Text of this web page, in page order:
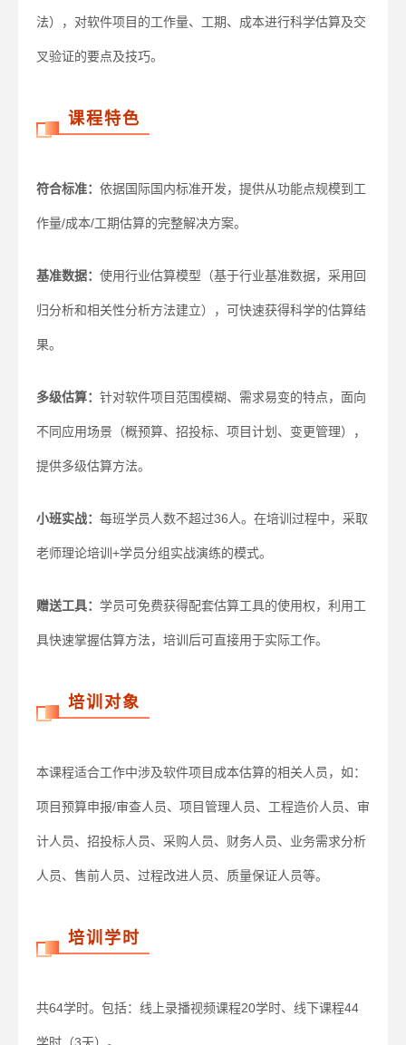
法），对软件项目的工作量、工期、成本进行科学估算及交
叉验证的要点及技巧。
课程特色
符合标准： 依据国际国内标准开发，提供从功能点规模到工
作量/成本/工期估算的完整解决方案。
基准数据： 使用行业估算模型（基于行业基准数据，采用回
归分析和相关性分析方法建立），可快速获得科学的估算结
果。
多级估算： 针对软件项目范围模糊、需求易变的特点，面向
不同应用场景（概预算、招投标、项目计划、变更管理），
提供多级估算方法。
小班实战： 每班学员人数不超过36人。在培训过程中，采取
老师理论培训+学员分组实战演练的模式。
赠送工具： 学员可免费获得配套估算工具的使用权，利用工
具快速掌握估算方法，培训后可直接用于实际工作。
培训对象
本课程适合工作中涉及软件项目成本估算的相关人员，如：
项目预算申报/审查人员、项目管理人员、工程造价人员、审
计人员、招投标人员、采购人员、财务人员、业务需求分析
人员、售前人员、过程改进人员、质量保证人员等。
培训学时
共64学时。包括：线上录播视频课程20学时、线下课程44